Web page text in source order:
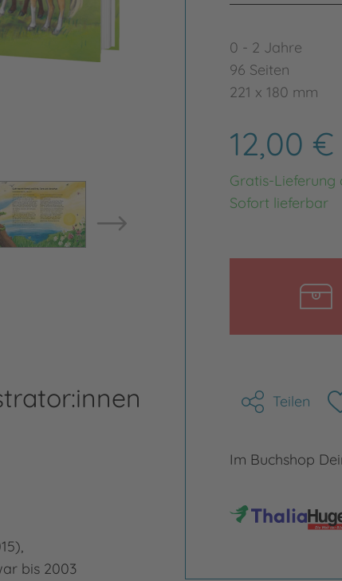
Bild
0 - 2 Jahre
96 Seiten
221 x 180 mm
12,00 €
Gratis-Lieferung
Sofort lieferbar
Teilen
Im Buchshop
bis 2003